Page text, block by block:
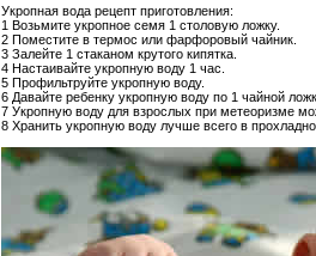
Укропная вода рецепт приготовления:
1 Возьмите укропное семя 1 столовую ложку.
2 Поместите в термос или фарфоровый чайник.
3 Залейте 1 стаканом крутого кипятка.
4 Настаивайте укропную воду 1 час.
5 Профильтруйте укропную воду.
6 Давайте ребенку укропную воду по 1 чайной
7 Укропную воду для взрослых при метеоризме
8 Хранить укропную воду лучше всего в